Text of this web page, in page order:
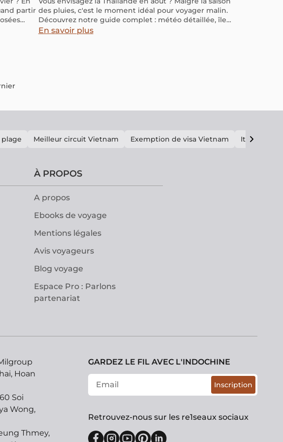
partir
du
des pluies, c'est le moment idéal pour voyager malin.
Découvrez notre guide complet : météo détaillée, îles
épargnées par la mousson, budget maîtrisé et conseils
En savoir plus
Meilleur circuit Vietnam Exemption de visa Vietnam Itinéraire
À PROPOS
A propos
Ebooks de voyage
Mentions légales
Avis voyageurs
Blog voyage
Espace Pro : Parlons
partenariat
Hoan
Soi
Wong,
Thmey,
GARDEZ LE FIL AVEC L'INDOCHINE
Inscription
Retrouvez-nous sur les re1seaux sociaux